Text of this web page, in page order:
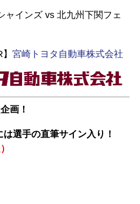
インズ vs 北九州下関フェ
宮崎トヨタ自動車株式会社
画！
は選手の直筆サイン入り！